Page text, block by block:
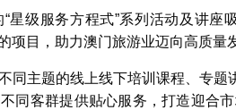
星级服务方程式”系列活动及讲座
项目，助力澳门旅游业迈向高质量
同主题的线上线下培训课程、专
同客群提供贴心服务，打造迎合